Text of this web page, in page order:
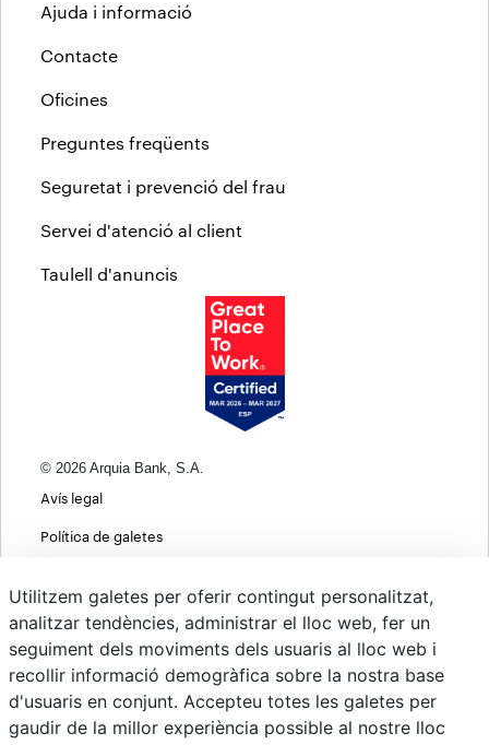
Ajuda i informació
Contacte
Oficines
Preguntes freqüents
Seguretat i prevenció del frau
Servei d'atenció al client
Taulell d'anuncis
© 2026 Arquia Bank, S.A.
Avís legal
Política de galetes
Política de privacitat web
MIFID
Psd22
Utilitzem galetes per oferir contingut personalitzat,
analitzar tendències, administrar el lloc web, fer un
seguiment dels moviments dels usuaris al lloc web i
recollir informació demogràfica sobre la nostra base
d'usuaris en conjunt. Accepteu totes les galetes per
gaudir de la millor experiència possible al nostre lloc